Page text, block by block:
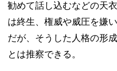
勧めて話し込むなどの天
は終生、権威や威圧を嫌
だが、そうした人格の形
とは推察できる。